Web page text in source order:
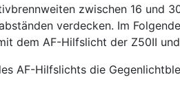
zwischen 16 und
verdecken. Im
dem AF-Hilfslicht der Z50II
AF-Hilfslichts die